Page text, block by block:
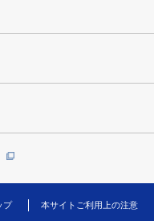
プ 本サイトご利用上の注意